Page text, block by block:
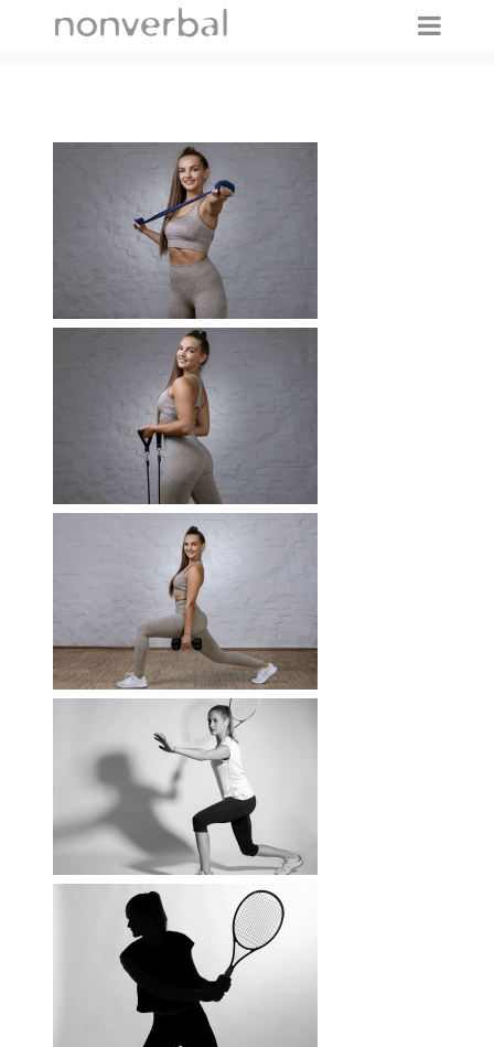
IMAGES TAGGED "SPORT"